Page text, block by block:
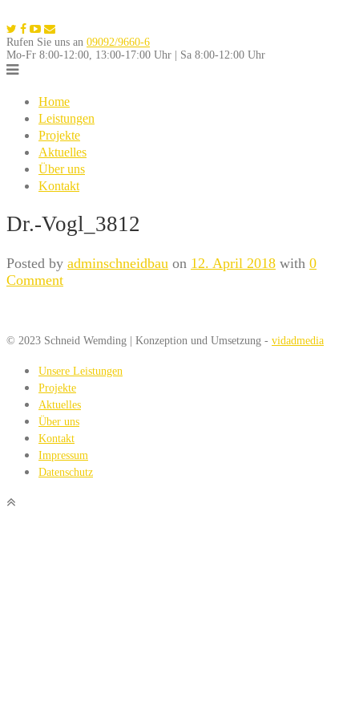
to
content
Rufen Sie uns an 09092/9660-6
Mo-Fr 8:00-12:00, 13:00-17:00 Uhr | Sa 8:00-12:00 Uhr
Home
Leistungen
Projekte
Aktuelles
Über uns
Kontakt
Dr.-Vogl_3812
Posted by adminschneidbau on 12. April 2018 with 0
Comment
© 2023 Schneid Wemding | Konzeption und Umsetzung - vidadmedia
Unsere Leistungen
Projekte
Aktuelles
Über uns
Kontakt
Impressum
Datenschutz